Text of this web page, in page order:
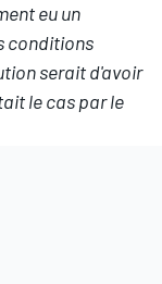
eu un
conditions
serait d'avoir
le cas par le